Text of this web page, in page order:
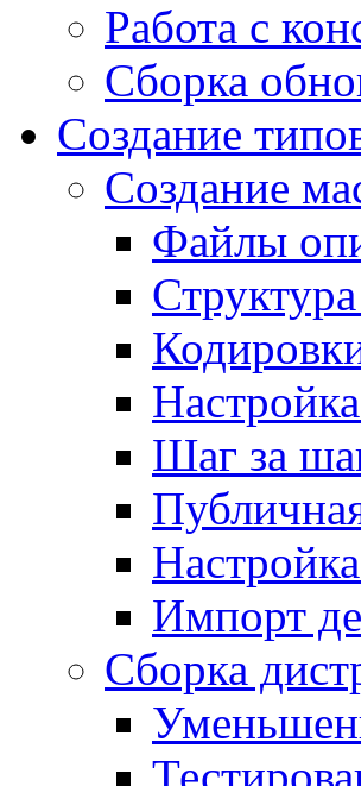
Работа с
Сборка
Создание
Создание
Файлы
Шаг за
Импорт
Сборка